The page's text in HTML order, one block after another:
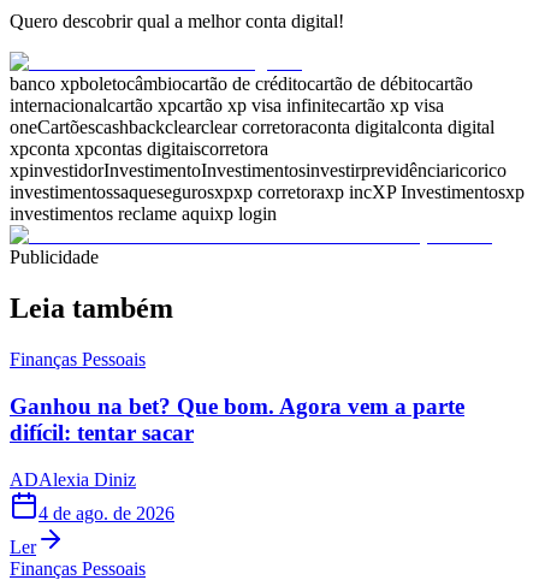
Quero descobrir qual a melhor conta digital!
banco xpboletocâmbiocartão de créditocartão de débitocartão
internacionalcartão xpcartão xp visa infinitecartão xp visa
oneCartõescashbackclearclear corretoraconta digitalconta digital
xpconta xpcontas digitaiscorretora
xpinvestidorInvestimentoInvestimentosinvestirprevidênciaricorico
investimentossaquesegurosxpxp corretoraxp incXP Investimentosxp
investimentos reclame aquixp login
Publicidade
Leia também
Finanças Pessoais
Ganhou na bet? Que bom. Agora vem a parte
difícil: tentar sacar
ADAlexia Diniz
4 de ago. de 2026
Ler
Finanças Pessoais